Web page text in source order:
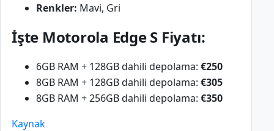
Renkler: Mavi, Gri
İşte Motorola Edge S Fiyatı:
6GB RAM + 128GB dahili depolama: €250
8GB RAM + 128GB dahili depolama: €305
8GB RAM + 256GB dahili depolama: €350
Kaynak